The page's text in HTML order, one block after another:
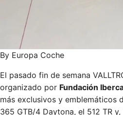
By Europa Coche
El pasado fin de semana
organizado por Fundación
más exclusivos y emblemáticos
365 GTB/4 Daytona, el 512 TR